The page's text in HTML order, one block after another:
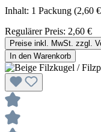
Inhalt: 1 Packung (2,60
Regulärer Preis: 2,60 €
Preise inkl. MwSt. zzgl.
In den Warenkorb